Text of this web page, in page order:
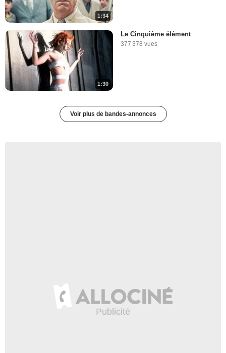
1:34
1:30
Le Cinquième élément
377 378 vues
Voir plus de bandes-annonces